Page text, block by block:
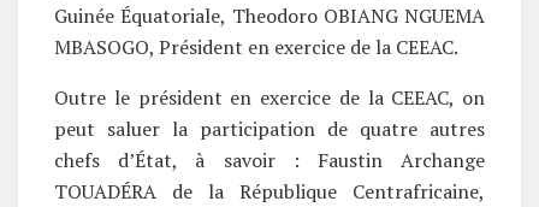
Guinée Équatoriale, Theodoro OBIANG NGUEMA
MBASOGO, Président en exercice de la CEEAC.
Outre le président en exercice de la CEEAC, on
peut saluer la participation de quatre autres
chefs d’État, à savoir : Faustin Archange
TOUADÉRA de la République Centrafricaine,